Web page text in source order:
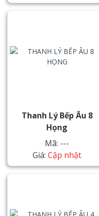
Thanh Lý Bếp Âu 8
Họng
Mã: ---
Giá: Cập nhật